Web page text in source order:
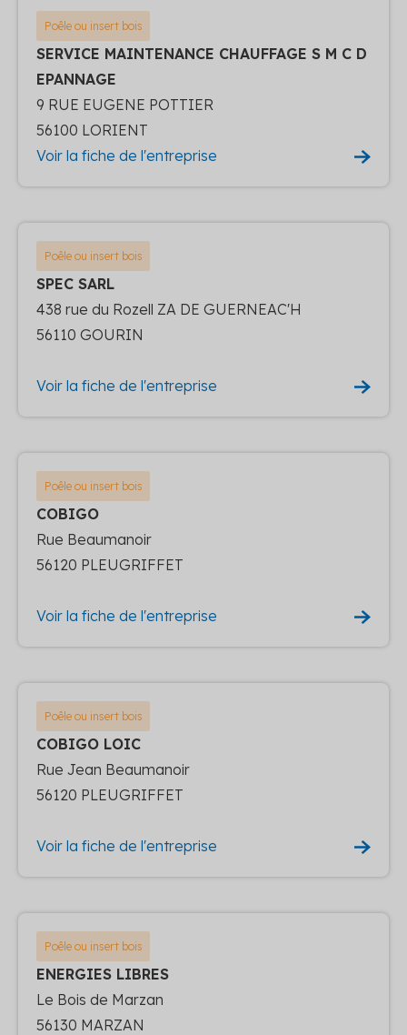
Poêle ou insert bois
SERVICE MAINTENANCE CHAUFFAGE S M C D
EPANNAGE
9 RUE EUGENE POTTIER
56100 LORIENT
Voir la fiche de l'entreprise
Poêle ou insert bois
SPEC SARL
438 rue du Rozell ZA DE GUERNEAC'H
56110 GOURIN
Voir la fiche de l'entreprise
Poêle ou insert bois
COBIGO
Rue Beaumanoir
56120 PLEUGRIFFET
Voir la fiche de l'entreprise
Poêle ou insert bois
COBIGO LOIC
Rue Jean Beaumanoir
56120 PLEUGRIFFET
Voir la fiche de l'entreprise
Poêle ou insert bois
ENERGIES LIBRES
Le Bois de Marzan
56130 MARZAN